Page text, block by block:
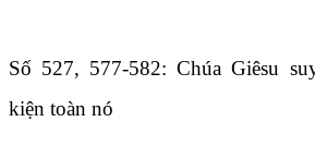
Số 527, 577-582: Chúa Giêsu
kiện toàn nó